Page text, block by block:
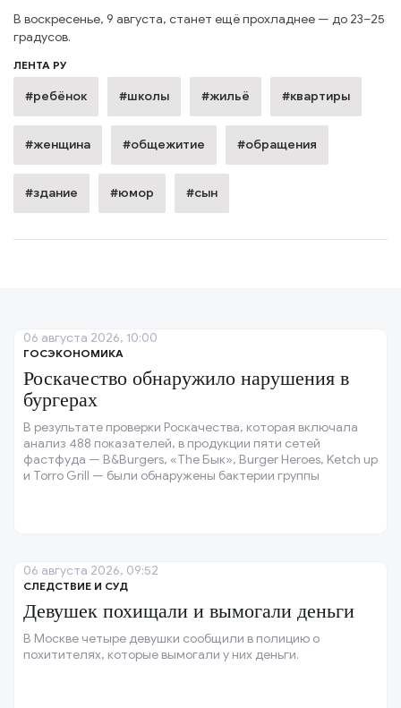
В воскресенье, 9 августа, станет ещё прохладнее — до 23–25
градусов.
ЛЕНТА РУ
#ребёнок #школы #жильё #квартиры
#женщина #общежитие #обращения
#здание #юмор #сын
ГОСЭКОНОМИКА
Роскачество обнаружило нарушения в
бургерах
В результате проверки Роскачества, которая включала
анализ 488 показателей, в продукции пяти сетей
фастфуда — B&Burgers, «The Бык», Burger Heroes, Ketch up
и Torro Grill — были обнаружены бактерии группы
06 августа 2026, 10:00
СЛЕДСТВИЕ И СУД
Девушек похищали и вымогали деньги
В Москве четыре девушки сообщили в полицию о
похитителях, которые вымогали у них деньги.
06 августа 2026, 09:52